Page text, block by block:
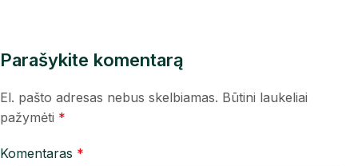
Parašykite komentarą
El. pašto adresas nebus skelbiamas. Būtini laukeliai
pažymėti *
Komentaras *